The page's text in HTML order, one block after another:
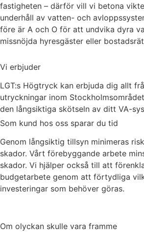
fastigheten – därför vill vi betona
underhåll av vatten- och
före är A och O för att undvika dyra
missnöjda hyresgäster eller
Vi erbjuder
LGT:s Högtryck kan erbjuda dig allt
utryckningar inom
den långsiktiga skötseln av ditt VA-
Som kund hos oss sparar du tid
Genom långsiktig tillsyn minimeras
skador. Vårt förebyggande arbete
skador. Vi hjälper också till att
budgetarbete genom att förtydliga
investeringar som behöver göras.
Om olyckan skulle vara framme